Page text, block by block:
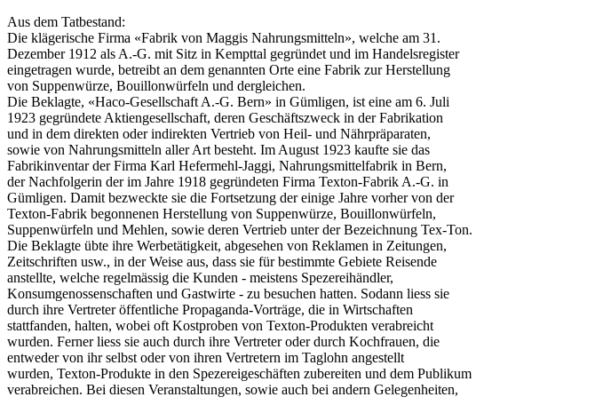
Aus dem Tatbestand:
Die klägerische Firma «Fabrik von Maggis Nahrungsmitteln», welche am 31.
Dezember 1912 als A.-G. mit Sitz in Kempttal gegründet und im Handelsregister
eingetragen wurde, betreibt an dem genannten Orte eine Fabrik zur Herstellung
von Suppenwürze, Bouillonwürfeln und dergleichen.
Die Beklagte, «Haco-Gesellschaft A.-G. Bern» in Gümligen, ist eine am 6. Juli
1923 gegründete Aktiengesellschaft, deren Geschäftszweck in der Fabrikation
und in dem direkten oder indirekten Vertrieb von Heil- und Nährpräparaten,
sowie von Nahrungsmitteln aller Art besteht. Im August 1923 kaufte sie das
Fabrikinventar der Firma Karl Hefermehl-Jaggi, Nahrungsmittelfabrik in Bern,
der Nachfolgerin der im Jahre 1918 gegründeten Firma Texton-Fabrik A.-G. in
Gümligen. Damit bezweckte sie die Fortsetzung der einige Jahre vorher von der
Texton-Fabrik begonnenen Herstellung von Suppenwürze, Bouillonwürfeln,
Suppenwürfeln und Mehlen, sowie deren Vertrieb unter der Bezeichnung Tex-Ton.
Die Beklagte übte ihre Werbetätigkeit, abgesehen von Reklamen in Zeitungen,
Zeitschriften usw., in der Weise aus, dass sie für bestimmte Gebiete Reisende
anstellte, welche regelmässig die Kunden - meistens Spezereihändler,
Konsumgenossenschaften und Gastwirte - zu besuchen hatten. Sodann liess sie
durch ihre Vertreter öffentliche Propaganda-Vorträge, die in Wirtschaften
stattfanden, halten, wobei oft Kostproben von Texton-Produkten verabreicht
wurden. Ferner liess sie auch durch ihre Vertreter oder durch Kochfrauen, die
entweder von ihr selbst oder von ihren Vertretern im Taglohn angestellt
wurden, Texton-Produkte in den Spezereigeschäften zubereiten und dem Publikum
verabreichen. Bei diesen Veranstaltungen, sowie auch bei andern Gelegenheiten,